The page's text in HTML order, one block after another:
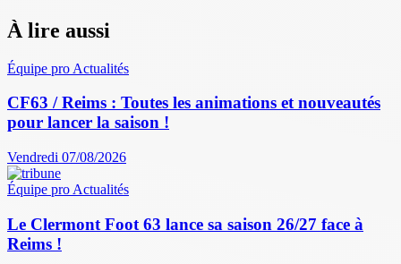
À lire aussi
Équipe pro Actualités
CF63 / Reims : Toutes les animations et nouveautés
pour lancer la saison !
Vendredi 07/08/2026
Équipe pro Actualités
Le Clermont Foot 63 lance sa saison 26/27 face à
Reims !